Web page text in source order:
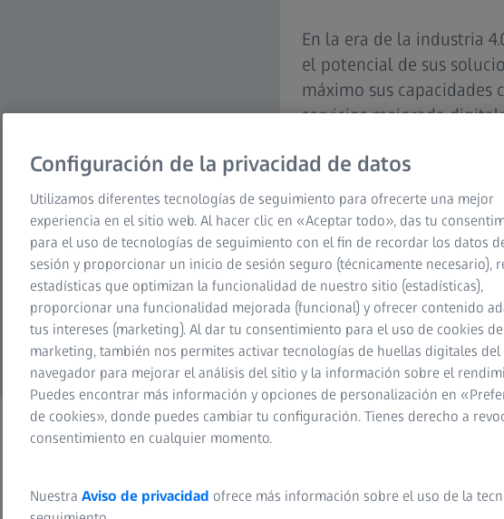
En la era de la industria
el potencial de sus
máximo sus capacidades
servicios mejorada
disponibilidad de las
medición y de una mayor
Seguimiento y
Panorama central
Planificar los
específicamente
Configuración de la privacidad de datos
Utilizamos diferentes tecnologías de seguimiento para ofrecerte una mejor
experiencia en el sitio web. Al hacer clic en «Aceptar todo», das tu
para el uso de tecnologías de seguimiento con el fin de recordar los datos
sesión y proporcionar un inicio de sesión seguro (técnicamente necesario),
estadísticas que optimizan la funcionalidad de nuestro sitio (estadísticas),
proporcionar una funcionalidad mejorada (funcional) y ofrecer contenido
tus intereses (marketing). Al dar tu consentimiento para el uso de cookies de
marketing, también nos permites activar tecnologías de huellas digitales del
navegador para mejorar el análisis del sitio y la información sobre el
Puedes encontrar más información y opciones de personalización en
de cookies», donde puedes cambiar tu configuración. Tienes derecho a
consentimiento en cualquier momento.
Nuestra Aviso de privacidad ofrece más información sobre el uso de la